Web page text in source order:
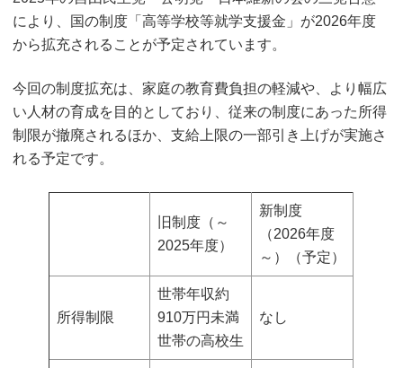
により、国の制度「高等学校等就学支援金」が2026年度
から拡充されることが予定されています。
今回の制度拡充は、家庭の教育費負担の軽減や、より幅広
い人材の育成を目的としており、従来の制度にあった所得
制限が撤廃されるほか、支給上限の一部引き上げが実施さ
れる予定です。
旧制度（～
2025年度）
新制度
（2026年度
～）（予定）
所得制限
世帯年収約
910万円未満
世帯の高校生
なし